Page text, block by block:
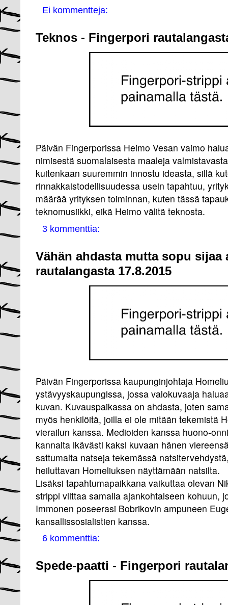
Ei kommentteja:
Teknos - Fingerpori
Päivän Fingerporissa Heimo Vesan vaimo
nimisestä suomalaisesta maaleja
kuitenkaan suuremmin innostu ideasta, sillä
rinnakkaistodellisuudessa usein tapahtuu,
määrää yrityksen toiminnan, kuten tässä
teknomusiikki, eikä Heimo välitä teknosta.
3 kommenttia:
Vähän ahdasta mutta sopu sijaa
rautalangasta 17.8.2015
Päivän Fingerporissa kaupunginjohtaja
ystävyyskaupungissa, jossa valokuvaaja
kuvan. Kuvauspaikassa on ahdasta, joten
myös henkilöitä, joilla ei ole mitään tekemistä
vierailun kanssa. Medioiden kanssa huono-
kannalta ikävästi kaksi kuvaan hänen
sattumalta natseja tekemässä
heiluttavan Homeliuksen näyttämään natsilta.
Lisäksi tapahtumapaikkana vaikuttaa olevan
strippi viittaa samalla ajankohtaiseen kohuun,
Immonen poseerasi Bobrikovin ampuneen
kansallissosialistien kanssa.
6 kommenttia:
Spede-paatti - Fingerpori